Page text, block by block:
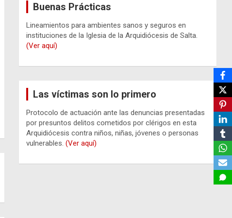
Buenas Prácticas
Lineamientos para ambientes sanos y seguros en
instituciones de la Iglesia de la Arquidiócesis de Salta.
(Ver aquí)
Las víctimas son lo primero
Protocolo de actuación ante las denuncias presentadas
por presuntos delitos cometidos por clérigos en esta
Arquidiócesis contra niños, niñas, jóvenes o personas
vulnerables.(Ver aquí)